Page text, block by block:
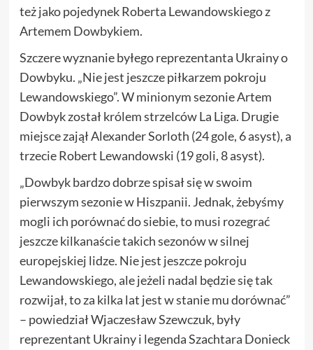
też jako pojedynek Roberta Lewandowskiego z
Artemem Dowbykiem.
Szczere wyznanie byłego reprezentanta Ukrainy o
Dowbyku. „Nie jest jeszcze piłkarzem pokroju
Lewandowskiego”. W minionym sezonie Artem
Dowbyk został królem strzelców La Liga. Drugie
miejsce zajął Alexander Sorloth (24 gole, 6 asyst), a
trzecie Robert Lewandowski (19 goli, 8 asyst).
„Dowbyk bardzo dobrze spisał się w swoim
pierwszym sezonie w Hiszpanii. Jednak, żebyśmy
mogli ich porównać do siebie, to musi rozegrać
jeszcze kilkanaście takich sezonów w silnej
europejskiej lidze. Nie jest jeszcze pokroju
Lewandowskiego, ale jeżeli nadal będzie się tak
rozwijał, to za kilka lat jest w stanie mu dorównać”
– powiedział Wjaczesław Szewczuk, były
reprezentant Ukrainy i legenda Szachtara Donieck